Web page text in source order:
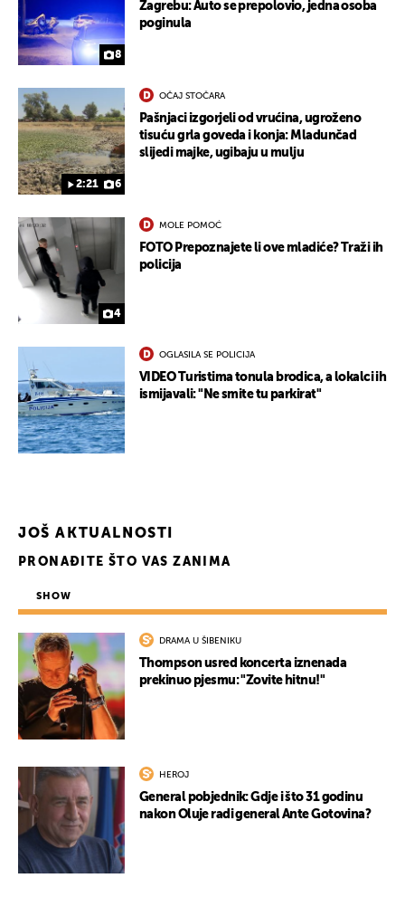
8
Zagrebu: Auto se prepolovio, jedna osoba
poginula
2:21 6
OČAJ STOČARA
Pašnjaci izgorjeli od vrućina, ugroženo
tisuću grla goveda i konja: Mladunčad
slijedi majke, ugibaju u mulju
4
MOLE POMOĆ
FOTO Prepoznajete li ove mladiće? Traži ih
policija
OGLASILA SE POLICIJA
VIDEO Turistima tonula brodica, a lokalci ih
ismijavali: "Ne smite tu parkirat"
JOŠ AKTUALNOSTI
PRONAĐITE ŠTO VAS ZANIMA
SHOW
DRAMA U ŠIBENIKU
Thompson usred koncerta iznenada
prekinuo pjesmu: "Zovite hitnu!"
HEROJ
General pobjednik: Gdje i što 31 godinu
nakon Oluje radi general Ante Gotovina?
UKLJUČITE NOTIFIKACIJE